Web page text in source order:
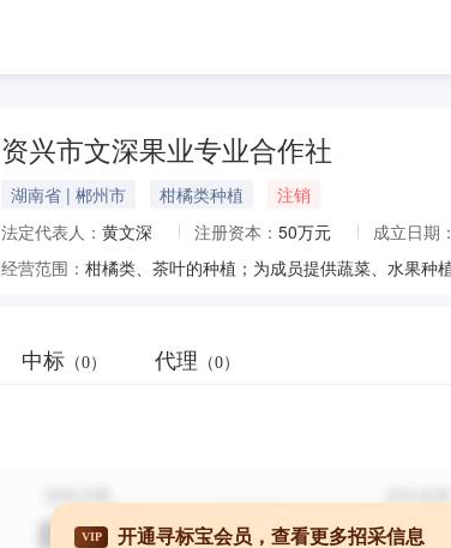
资兴市文深果业专业合作社
湖南省 | 郴州市 柑橘类种植
注销
法定代表人： 黄文深 注册资本： 50万元 成立日期：
经营范围：
中标 （0） 代理 （0）
VIP 开通寻标宝会员，查看更多招采信息